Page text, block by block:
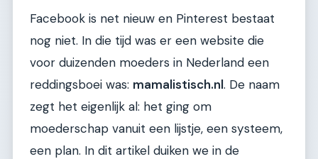
Facebook is net nieuw en Pinterest bestaat
nog niet. In die tijd was er een website die
voor duizenden moeders in Nederland een
reddingsboei was: mamalistisch.nl. De naam
zegt het eigenlijk al: het ging om
moederschap vanuit een lijstje, een systeem,
een plan. In dit artikel duiken we in de